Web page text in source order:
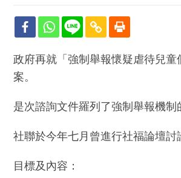
政府再就「強制舉報懷疑虐待兒
案。
是次諮詢​文件羅列了強制舉報機
社聯於今年七月曾進行社福論壇
目標及內容：